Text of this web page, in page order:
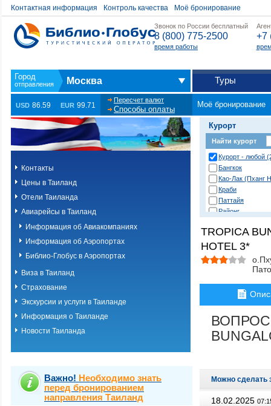
Контактная информация Контроль качества Моё бронирование
Звонок по России бесплатный
8 (800) 775-2500
время работы
+7
Москва Туры
USD 86.59 EUR 99.71
Пересчет валют
Способы оплаты
Моё бронирование
Контакты
Цены в Таиланд
Отели Таиланда
Авиарейсы в Таиланд
Информация об Авиакомпаниях
Информация об Аэропортах
Библио-Глобус в Аэропортах
Виза в Таиланд
Страхование
Экскурсии и услуги в Таиланде
Информация о Таиланде
Новости Таиланда
Важно! Необходимо знать
перед бронированием
направления Таиланд
Курорт
Найти курорт
Курорт - любой
Бангкок
Као-Лак (Пханг
Краби
Паттайя
Районг
о. Пханган
о.Ланта
о.Пхи-Пхи
о.Пхукет.
о.Пхукет. Пляж
о.Пхукет. Пляж
о.Пхукет. Пляж
о.Пхукет. Пляж
о.Пхукет. Пляж
о.Пхукет. Пляж
TROPICA
HOTEL 3*
Можно сделать
18.02.2025